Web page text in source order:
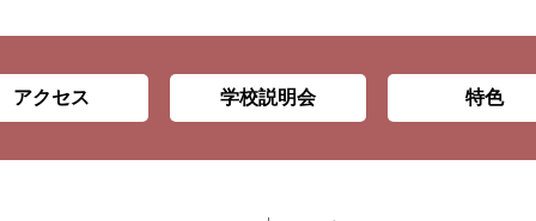
アクセス 学校説明会 特色